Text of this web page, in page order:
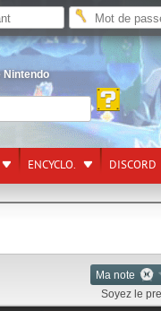
Nintendo
ENCYCLO. DISCORD
Ma note
Soyez le